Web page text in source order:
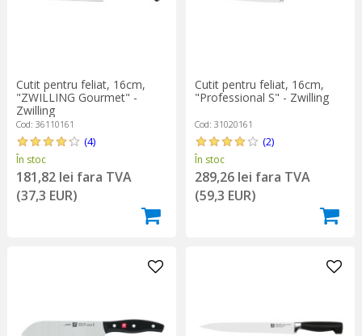
Cutit pentru feliat, 16cm,
"ZWILLING Gourmet" -
Zwilling
Cod: 36110161
(4)
În stoc
181,82 lei fara TVA
(37,3 EUR)
Cutit pentru feliat, 16cm,
"Professional S" - Zwilling
Cod: 31020161
(2)
În stoc
289,26 lei fara TVA
(59,3 EUR)